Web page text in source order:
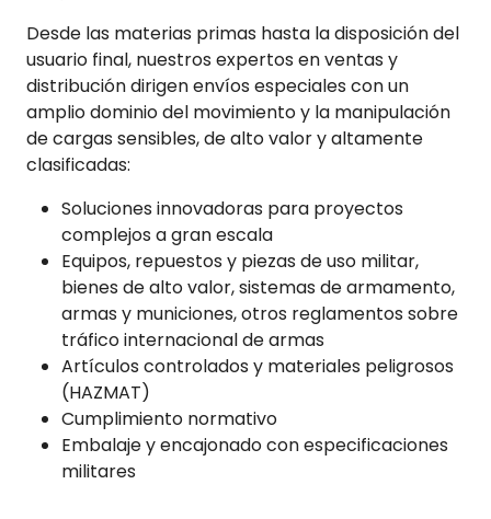
Desde las materias primas hasta la disposición del
usuario final, nuestros expertos en ventas y
distribución dirigen envíos especiales con un
amplio dominio del movimiento y la manipulación
de cargas sensibles, de alto valor y altamente
clasificadas:
Soluciones innovadoras para proyectos
complejos a gran escala
Equipos, repuestos y piezas de uso militar,
bienes de alto valor, sistemas de armamento,
armas y municiones, otros reglamentos sobre
tráfico internacional de armas
Artículos controlados y materiales peligrosos
(HAZMAT)
Cumplimiento normativo
Embalaje y encajonado con especificaciones
militares